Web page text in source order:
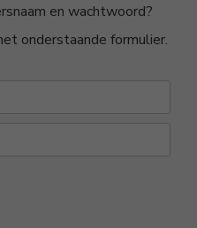
en wachtwoord?
onderstaande formulier.